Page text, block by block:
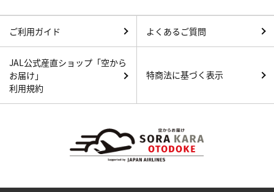
ご利用ガイド よくあるご質問
JAL公式産直ショップ「空から
お届け」
利用規約
特商法に基づく表示